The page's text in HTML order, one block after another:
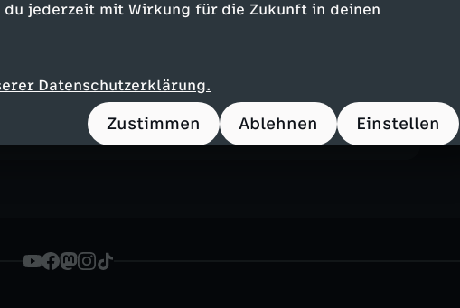
jederzeit mit Wirkung für die Zukunft in deinen
Datenschutzerklärung.
Zustimmen Ablehnen Einstellen
der Podcast: Der Trump Effekt